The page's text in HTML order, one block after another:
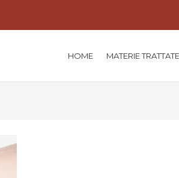
HOME MATERIE TRATTATE